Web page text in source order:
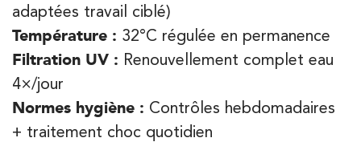
adaptées travail ciblé)
Température : 32°C régulée en permanence
Filtration UV : Renouvellement complet eau
4×/jour
Normes hygiène : Contrôles hebdomadaires
+ traitement choc quotidien